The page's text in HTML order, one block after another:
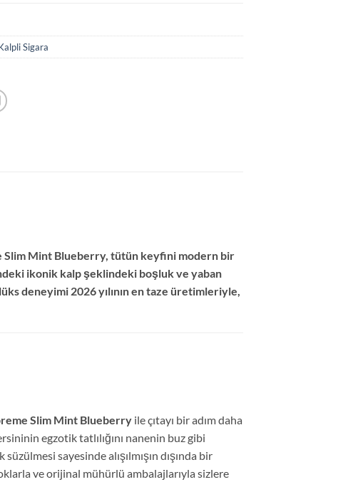
Sigara
Slim Mint Blueberry, tütün keyfini modern bir
ikonik kalp şeklindeki boşluk ve yaban
deneyimi 2026 yılının en taze üretimleriyle,
Slim Mint Blueberry ile çıtayı bir adım daha
egzotik tatlılığını nanenin buz gibi
sayesinde alışılmışın dışında bir
ve orijinal mühürlü ambalajlarıyla sizlere